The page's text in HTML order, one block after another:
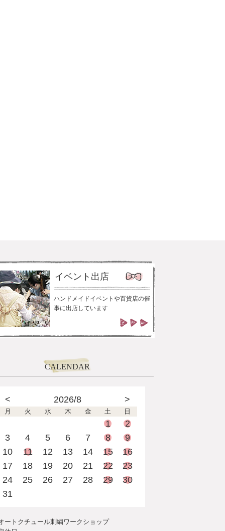
イベント出店
ハンドメイドイベントや百貨店の催
事に出店しています
CALENDAR
< 2026/8 >
月 火 水 木 金 土 日
1
2
3
4 5 6 7 8
9
10
11 12 13 14 15
16
17
18 19 20 21 22
23
24
25 26 27 28 29
30
31
ートクチュール刺繍ワークショップ